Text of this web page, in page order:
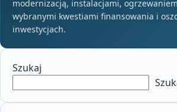
modernizacją, instalacjami,
wybranymi kwestiami finansowania i
inwestycjach.
Szukaj